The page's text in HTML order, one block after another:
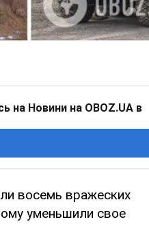
на Новини на OBOZ.UA в
восемь вражеских
уменьшили свое